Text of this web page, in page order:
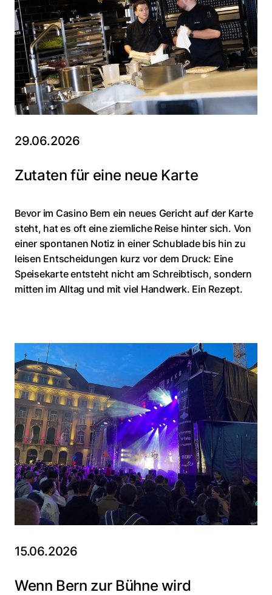
29.06.2026
Zutaten für eine neue Karte
Bevor im Casino Bern ein neues Gericht auf der Karte
steht, hat es oft eine ziemliche Reise hinter sich. Von
einer spontanen Notiz in einer Schublade bis hin zu
leisen Entscheidungen kurz vor dem Druck: Eine
Speisekarte entsteht nicht am Schreibtisch, sondern
mitten im Alltag und mit viel Handwerk. Ein Rezept.
15.06.2026
Wenn Bern zur Bühne wird